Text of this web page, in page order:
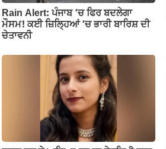
Rain Alert: ਪੰਜਾਬ ‘ਚ ਫਿਰ ਬਦਲੇਗਾ
ਮੌਸਮ! ਕਈ ਜ਼ਿਲ੍ਹਿਆਂ ‘ਚ ਭਾਰੀ ਬਾਰਿਸ਼ ਦੀ
ਚੇਤਾਵਨੀ